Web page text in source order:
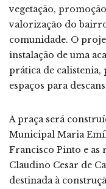
vegetação,
valorização do
comunidade. O
instalação de uma
prática de calistenia,
espaços para
A praça será
Municipal Maria
Francisco Pinto e as
Claudino Cesar de
destinada à